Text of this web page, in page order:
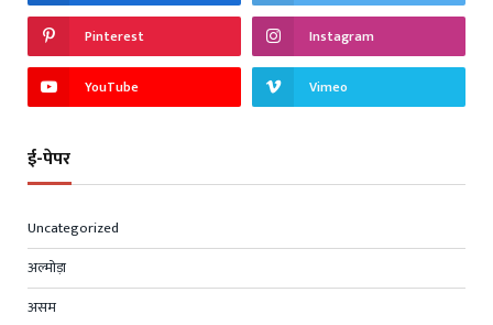
Pinterest Instagram
YouTube Vimeo
ई-पेपर
Uncategorized
अल्मोड़ा
असम